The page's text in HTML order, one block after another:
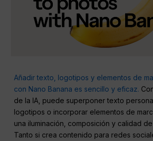
Añadir texto, logotipos y elementos de
con Nano Banana es sencillo y eficaz.
de la IA, puede superponer texto
logotipos o incorporar elementos de
una iluminación, composición y calidad
Tanto si crea contenido para redes